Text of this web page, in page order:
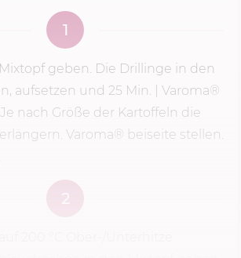
1
geben. Die Drillinge in den
aufsetzen und 25 Min.
| Varoma®
nach Größe der Kartoffeln die
Varoma® beiseite stellen.
2